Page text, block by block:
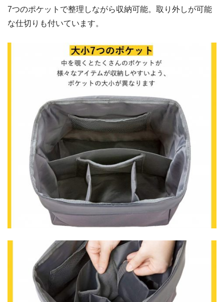
7つのポケットで整理しながら収納可能。取り外しが可能
な仕切りも付いています。